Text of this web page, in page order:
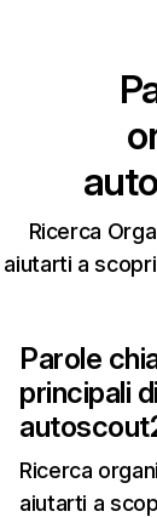
Ricerca
aiutarti a
Parole
principali di
Ricerca
aiutarti a